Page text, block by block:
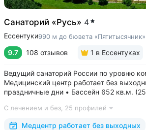
Санаторий «Русь» 4
Ессентуки990 м до бювета «Пятитысячник»
9.7 108 отзывов 1 в Ессентуках
Ведущий санаторий России по уровню
Медицинский центр работает без
праздничные дни • Бассейн 652 кв.м.
Глубина от 30 до 180 см, есть отдельная
расположены закрытая терраса...
С лечением и без, 25 профилей
Медцентр работает без выходных